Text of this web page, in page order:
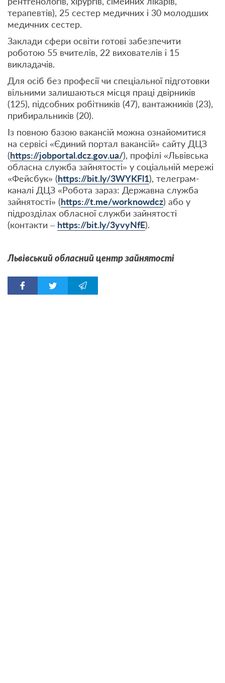
терапевтів), 25 сестер медичних і 30 молодших
медичних сестер.
Заклади сфери освіти готові забезпечити
роботою 55 вчителів, 22 вихователів і 15
викладачів.
Для осіб без професії чи спеціальної підготовки
вільними залишаються місця праці двірників
(125), підсобних робітників (47), вантажників (23),
прибиральників (20).
Із повною базою вакансій можна ознайомитися
на сервісі «Єдиний портал вакансій» сайту ДЦЗ
(https://jobportal.dcz.gov.ua/), профілі «Львівська
обласна служба зайнятості» у соціальній мережі
«Фейсбук» (https://bit.ly/3WYKFl1), телеграм-
каналі ДЦЗ «Робота зараз: Державна служба
зайнятості» (https://t.me/worknowdcz) або у
підрозділах обласної служби зайнятості
(контакти – https://bit.ly/3yvyNfE).
Львівський обласний центр зайнятості